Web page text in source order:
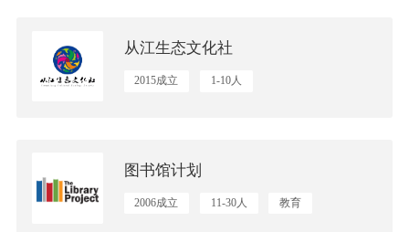
从江生态文化社
2015成立
1-10人
图书馆计划
2006成立 11-30人 教育